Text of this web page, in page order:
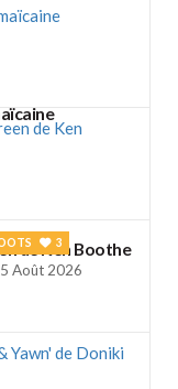
de Ken Boothe
3
Août 2026